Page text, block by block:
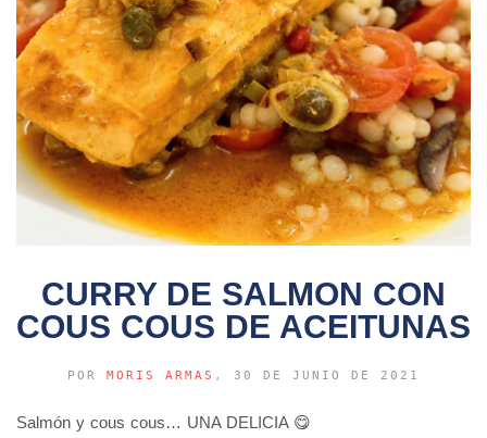
CURRY DE SALMON CON
COUS COUS DE ACEITUNAS
POR MORIS ARMAS , 30 DE JUNIO DE 2021
Salmón y cous cous… UNA DELICIA 😋